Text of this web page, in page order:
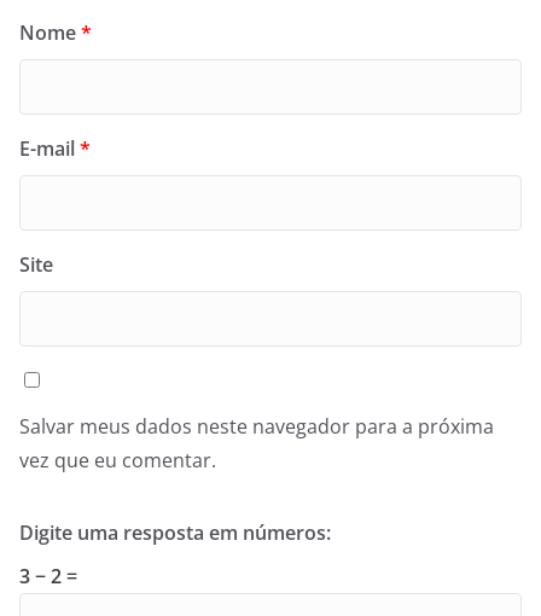
Nome*
E-mail*
Site
Salvar meus dados neste navegador para a próxima
vez que eu comentar.
Digite uma resposta em números:
3 − 2 =